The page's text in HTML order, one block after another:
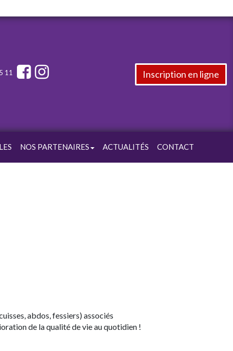
11 Inscription en ligne
NOS PARTENAIRES ACTUALITÉS CONTACT
abdos, fessiers) associés
de la qualité de vie au quotidien !